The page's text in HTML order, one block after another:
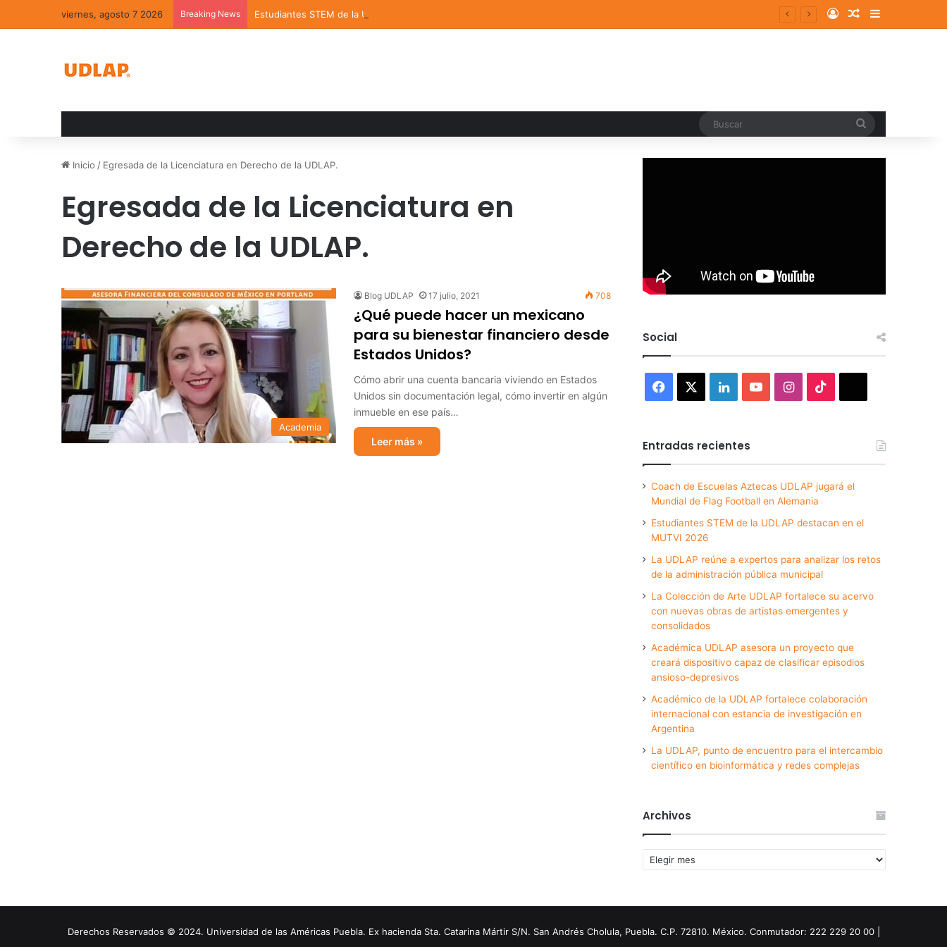
viernes, agosto 7 2026 Breaking News Estudiantes STEM de la UDLAP destacan en el MUTVI 2026 Log InRandom Article
Sidebar
Inicio / Egresada de la Licenciatura en Derecho de la UDLAP.
Egresada de la Licenciatura en
Derecho de la UDLAP.
Academia
Blog UDLAP 17 julio, 2021 708
¿Qué puede hacer un mexicano
para su bienestar financiero desde
Estados Unidos?
Cómo abrir una cuenta bancaria viviendo en Estados
Unidos sin documentación legal, cómo invertir en algún
inmueble en ese país…
Leer más »
Social
Facebook LinkedInYouTubeInstagram
Entradas recientes
Coach de Escuelas Aztecas UDLAP jugará el
Mundial de Flag Football en Alemania
Estudiantes STEM de la UDLAP destacan en el
MUTVI 2026
La UDLAP reúne a expertos para analizar los retos
de la administración pública municipal
La Colección de Arte UDLAP fortalece su acervo
con nuevas obras de artistas emergentes y
consolidados
Académica UDLAP asesora un proyecto que
creará dispositivo capaz de clasificar episodios
ansioso-depresivos
Académico de la UDLAP fortalece colaboración
internacional con estancia de investigación en
Argentina
La UDLAP, punto de encuentro para el intercambio
científico en bioinformática y redes complejas
Archivos
Archivos
Derechos Reservados © 2024. Universidad de las Américas Puebla. Ex hacienda Sta. Catarina Mártir S/N. San Andrés Cholula, Puebla. C.P. 72810. México. Conmutador: 222 229 20 00 |